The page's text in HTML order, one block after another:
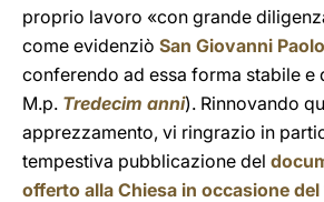
proprio lavoro «con grande
come evidenziò San Giovanni
conferendo ad essa forma stabile
M.p. Tredecim anni). Rinnovando
apprezzamento, vi ringrazio in
tempestiva pubblicazione del
offerto alla Chiesa in occasione del